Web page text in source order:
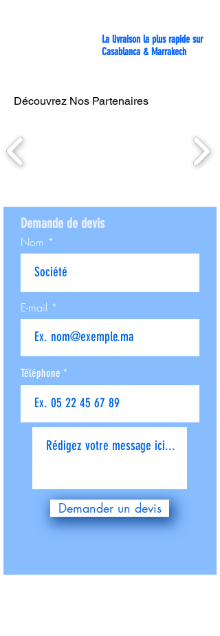
La livraison la plus rapide sur
Casablanca & Marrakech
Découvrez Nos Partenaires
Demande de devis
Nom
E-mail
Téléphone
Demander un devis